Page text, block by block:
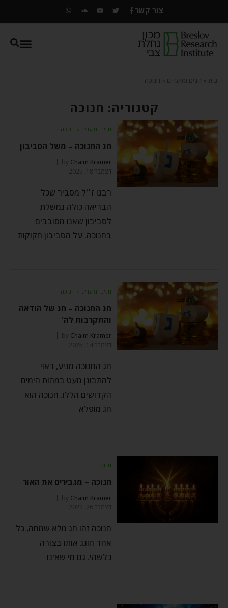
צור קשר
בית חגים ומועדים חנוכה
קטגוריה: חנוכה
חגים ומועדים ⬦ חנוכה
חג החנוכה – משל הסביבון
by Chaim Kramer
דצמבר 18, 2025
רבנו ז״ל מסביר שכל
הבריאה כולה נמשלת
לסביבון שאנו מסובבים
בחנוכה. על הסביבון חקוקות
חגים ומועדים ⬦ חנוכה
חג החנוכה – חג של הודאה
והתקרבות לה'
by Chaim Kramer
דצמבר 14, 2025
חג החנוכה מגיע, ראוי
להתבונן מעט במהות הימים
הקדושים הללו. חנוכה הוא
חג מופלא
חנוכה
חנוכה – מגבירים את האור
by Chaim Kramer
דצמבר 26, 2024
חנוכה זהו חג מלא שמחה, כל
אחד חוגג אותו בצורה
כלשהי. גם מי שאינו